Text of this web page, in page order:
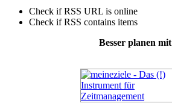
Check if RSS URL is online
Check if RSS contains items
Besser planen mit